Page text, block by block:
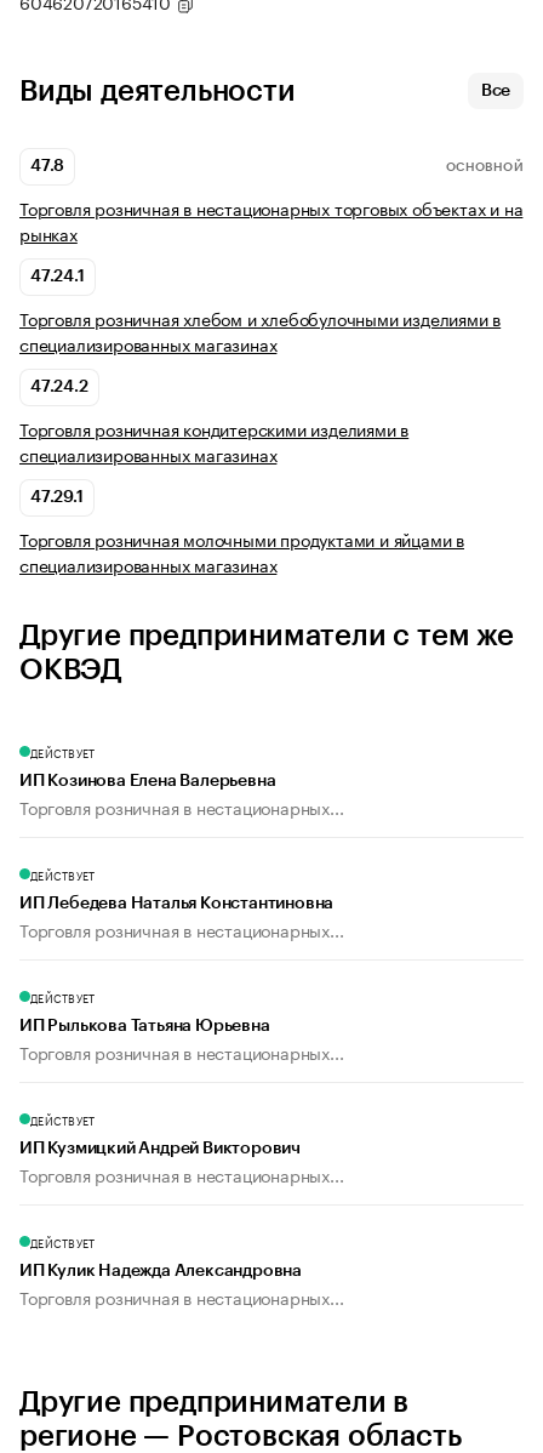
Виды деятельности Все
47.8 ОСНОВНОЙ
Торговля розничная в нестационарных торговых объектах и на
рынках
47.24.1
Торговля розничная хлебом и хлебобулочными изделиями в
специализированных магазинах
47.24.2
Торговля розничная кондитерскими изделиями в
специализированных магазинах
47.29.1
Торговля розничная молочными продуктами и яйцами в
специализированных магазинах
Другие предприниматели с тем же
ОКВЭД
ДЕЙСТВУЕТ
ИП Козинова Елена Валерьевна
Торговля розничная в нестационарных...
ДЕЙСТВУЕТ
ИП Лебедева Наталья Константиновна
Торговля розничная в нестационарных...
ДЕЙСТВУЕТ
ИП Рылькова Татьяна Юрьевна
Торговля розничная в нестационарных...
ДЕЙСТВУЕТ
ИП Кузмицкий Андрей Викторович
Торговля розничная в нестационарных...
ДЕЙСТВУЕТ
ИП Кулик Надежда Александровна
Торговля розничная в нестационарных...
Другие предприниматели в
регионе — Ростовская область